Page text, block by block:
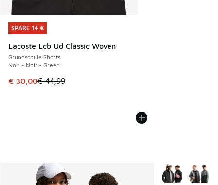
SPARE 14 €
Lacoste Lcb Ud Classic Woven
Grundschule Shorts
Noir - Noir - Green
Dieser Artikel ist im Sale. Der Preis ist von € 44,99 auf €
€ 30,00€ 44,99
SPARE 14 €
Weitere Farben